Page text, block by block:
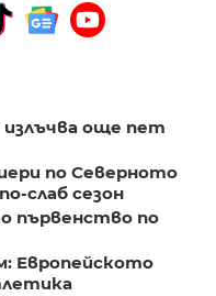
излъчва още пет
по Северното
слаб сезон
първенство по
Европейското